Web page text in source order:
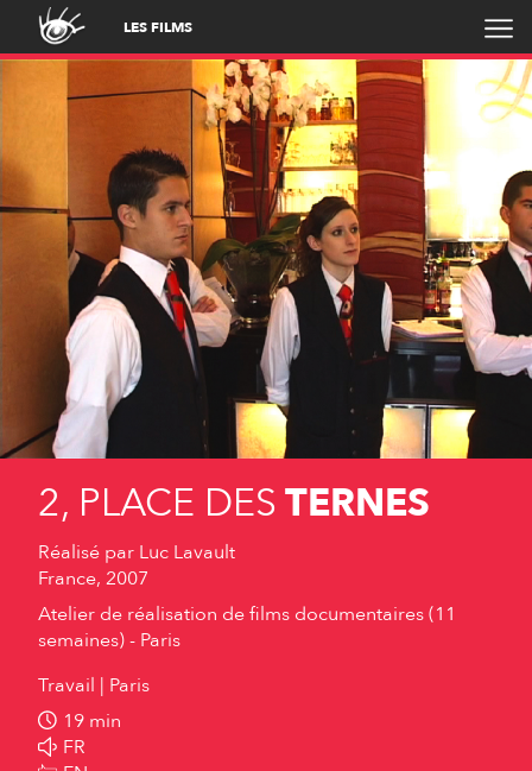
LES FILMS
2, PLACE DES TERNES
Réalisé par Luc Lavault
France, 2007
Atelier de réalisation de films documentaires (11
semaines) - Paris
Travail
Paris
19 min
FR